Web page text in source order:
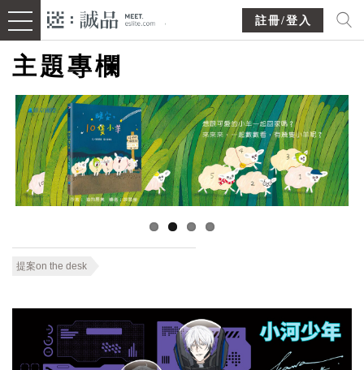
註冊/登入
主題專欄
提案on the desk